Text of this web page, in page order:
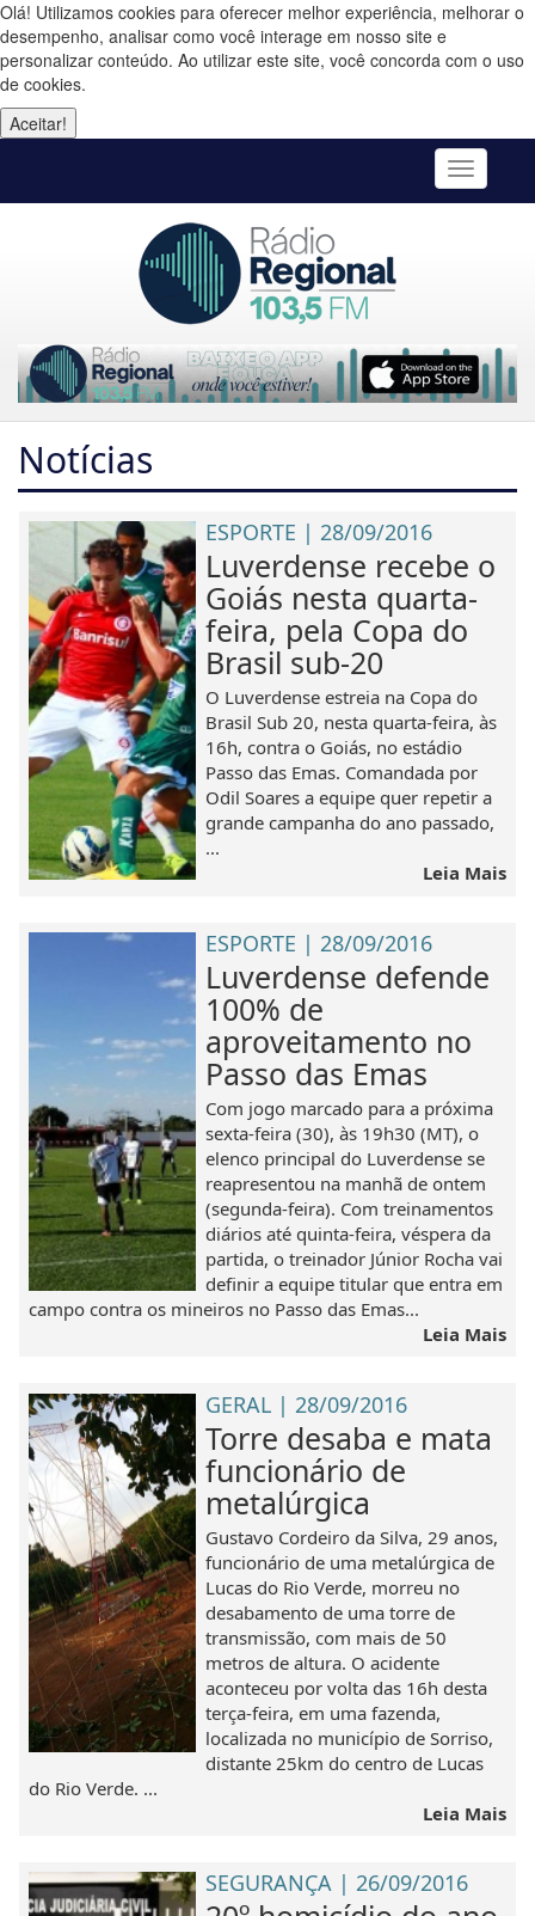
Olá! Utilizamos cookies para oferecer melhor experiência, melhorar o
desempenho, analisar como você interage em nosso site e
personalizar conteúdo. Ao utilizar este site, você concorda com o uso
de cookies.
Aceitar!
Toggle
Notícias
ESPORTE | 28/09/2016
Luverdense recebe o
Goiás nesta quarta-
feira, pela Copa do
Brasil sub-20
O Luverdense estreia na Copa do
Brasil Sub 20, nesta quarta-feira, às
16h, contra o Goiás, no estádio
Passo das Emas. Comandada por
Odil Soares a equipe quer repetir a
grande campanha do ano passado,
...
Leia Mais
ESPORTE | 28/09/2016
Luverdense defende
100% de
aproveitamento no
Passo das Emas
Com jogo marcado para a próxima
sexta-feira (30), às 19h30 (MT), o
elenco principal do Luverdense se
reapresentou na manhã de ontem
(segunda-feira). Com treinamentos
diários até quinta-feira, véspera da
partida, o treinador Júnior Rocha vai
definir a equipe titular que entra em
campo contra os mineiros no Passo das Emas...
Leia Mais
GERAL | 28/09/2016
Torre desaba e mata
funcionário de
metalúrgica
Gustavo Cordeiro da Silva, 29 anos,
funcionário de uma metalúrgica de
Lucas do Rio Verde, morreu no
desabamento de uma torre de
transmissão, com mais de 50
metros de altura. O acidente
aconteceu por volta das 16h desta
terça-feira, em uma fazenda,
localizada no município de Sorriso,
distante 25km do centro de Lucas
do Rio Verde. ...
Leia Mais
SEGURANÇA | 26/09/2016